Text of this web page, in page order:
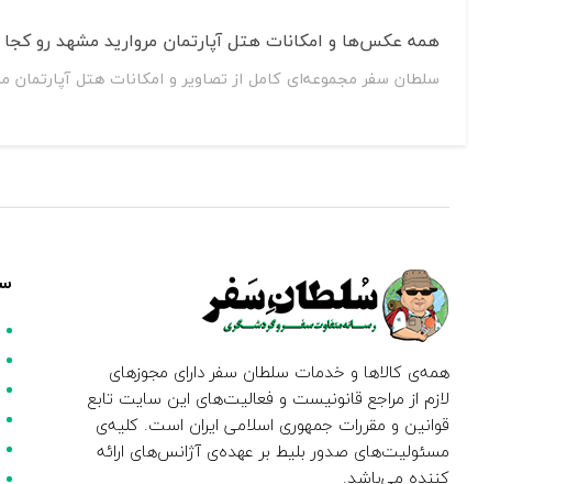
همه عکس‌ها و امکانات هتل آپارتمان مروارید مشهد رو
سلطان سفر مجموعه‌ای کامل از تصاویر و امکانات هتل
همه‌ی کالاها و خدمات سلطان سفر دارای مجوزهای
لازم از مراجع قانونیست و فعالیت‌های این سایت تابع
قوانین و مقررات جمهوری اسلامی ایران است. کلیه‌ی
مسئولیت‌های صدور بلیط بر عهده‌ی آژانس‌های ارائه
کننده می‌باشد.